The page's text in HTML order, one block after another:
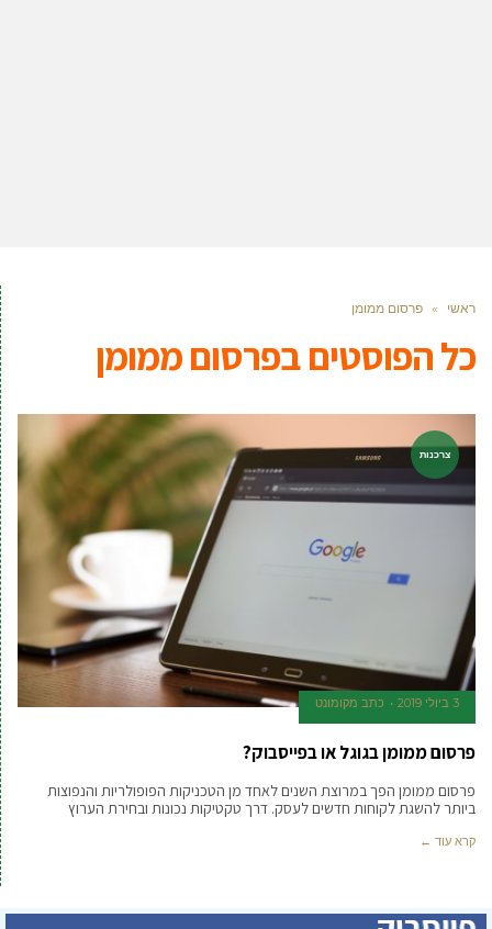
ראשי » פרסום ממומן
כל הפוסטים בפרסום ממומן
צרכנות
3 ביולי 2019 כתב מקומונט
פרסום ממומן בגוגל או בפייסבוק?
פרסום ממומן הפך במרוצת השנים לאחד מן הטכניקות הפופולריות והנפוצות
ביותר להשגת לקוחות חדשים לעסק. דרך טקטיקות נכונות ובחירת הערוץ
קרא עוד ←